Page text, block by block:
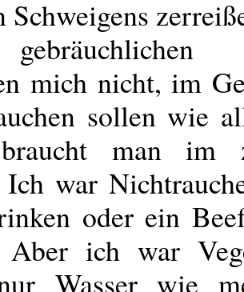
Schweigens
mich nicht, im
sollen wie
man im
war
oder ein
Aber ich war
Wasser wie